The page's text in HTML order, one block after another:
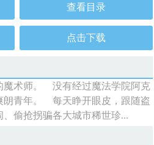
查看目录
点击下载
术师。 没有经过魔法学院阿克
朗青年。 每天睁开眼皮，跟随盗
偷抢拐骗各大城市稀世珍...